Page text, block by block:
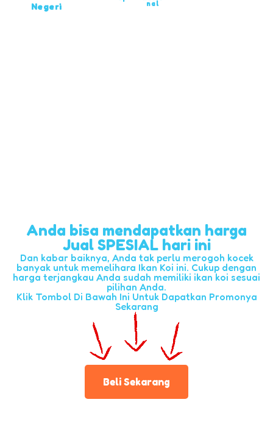
Negeri
nal
Anda bisa mendapatkan harga
Jual SPESIAL hari ini
Dan kabar baiknya, Anda tak perlu merogoh kocek
banyak untuk memelihara Ikan Koi ini. Cukup dengan
harga terjangkau Anda sudah memiliki ikan koi sesuai
pilihan Anda.
Klik Tombol Di Bawah Ini Untuk Dapatkan Promonya
Sekarang
Beli Sekarang